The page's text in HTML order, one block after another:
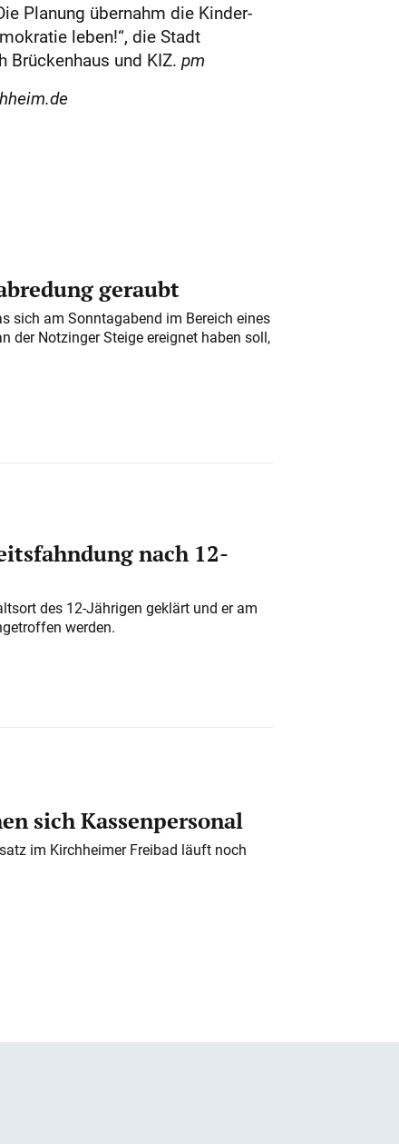
Planung übernahm die Kinder-
leben!“, die Stadt
Brückenhaus und KIZ. pm
geraubt
sich am Sonntagabend im Bereich eines
der Notzinger Steige ereignet haben soll,
nach 12-
des 12-Jährigen geklärt und er am
werden.
sich Kassenpersonal
im Kirchheimer Freibad läuft noch